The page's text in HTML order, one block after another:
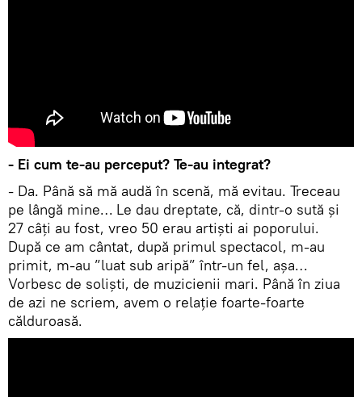
- Ei cum te-au perceput? Te-au integrat?
- Da. Până să mă audă în scenă, mă evitau. Treceau
pe lângă mine… Le dau dreptate, că, dintr-o sută și
27 câți au fost, vreo 50 erau artiști ai poporului.
După ce am cântat, după primul spectacol, m-au
primit, m-au ”luat sub aripă” într-un fel, așa…
Vorbesc de soliști, de muzicienii mari. Până în ziua
de azi ne scriem, avem o relație foarte-foarte
călduroasă.